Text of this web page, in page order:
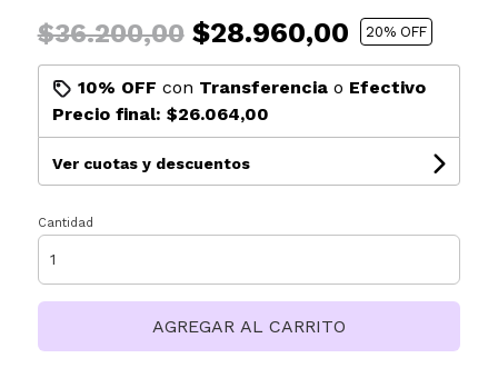
$36.200,00$28.960,00 20% OFF
10% OFF con Transferenciao Efectivo
Precio final: $26.064,00
Ver cuotas y descuentos
Cantidad
AGREGAR AL CARRITO